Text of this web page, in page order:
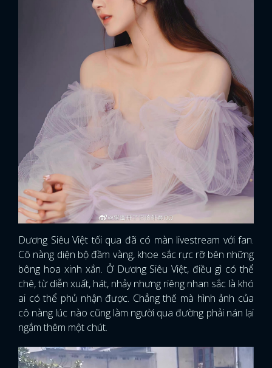
Dương Siêu Việt tối qua đã có màn livestream với fan.
Cô nàng diện bộ đầm vàng, khoe sắc rực rỡ bên những
bông hoa xinh xắn. Ở Dương Siêu Việt, điều gì có thể
chê, từ diễn xuất, hát, nhảy nhưng riêng nhan sắc là khó
ai có thể phủ nhận được. Chẳng thế mà hình ảnh của
cô nàng lúc nào cũng làm người qua đường phải nán lại
ngắm thêm một chút.